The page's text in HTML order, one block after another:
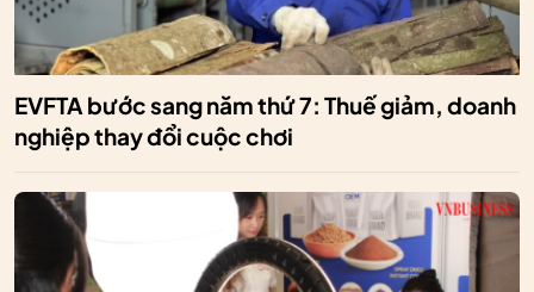
EVFTA bước sang năm thứ 7: Thuế giảm, doanh
nghiệp thay đổi cuộc chơi